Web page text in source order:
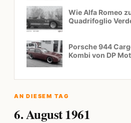
Wie Alfa Romeo
Quadrifoglio
Porsche 944
Kombi von DP
AN DIESEM TAG
6. August 1961